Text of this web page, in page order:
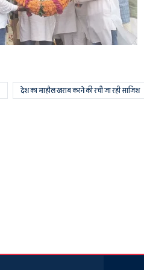
देश का माहौल खराब करने की रची जा रही साजिश